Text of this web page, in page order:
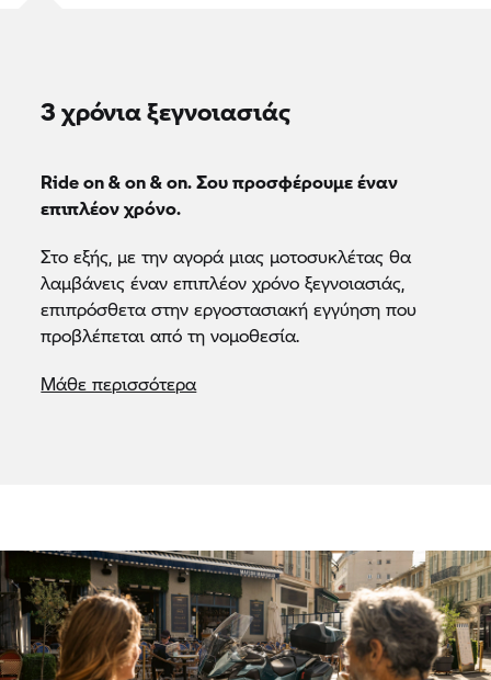
3 χρόνια ξεγνοιασιάς
Ride on & on & on. Σου προσφέρουμε έναν
επιπλέον χρόνο.
Στο εξής, με την αγορά μιας μοτοσυκλέτας θα
λαμβάνεις έναν επιπλέον χρόνο ξεγνοιασιάς,
επιπρόσθετα στην εργοστασιακή εγγύηση που
προβλέπεται από τη νομοθεσία.
Μάθε περισσότερα